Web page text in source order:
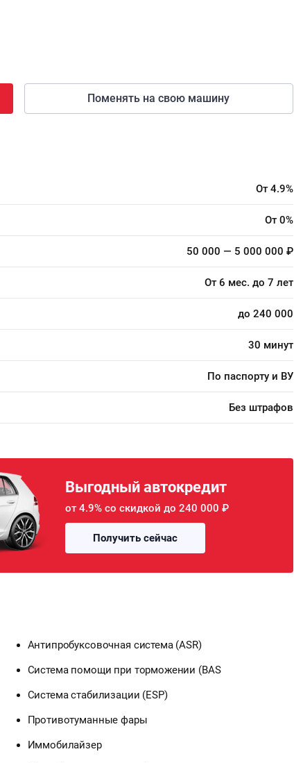
Поменять на свою машину
От 4.9%
От 0%
50 000 — 5 000 000 ₽
От 6 мес. до 7 лет
до 240 000
30 минут
По паспорту и ВУ
Без штрафов
Выгодный автокредит
от 4.9% со скидкой до 240 000 ₽
Получить сейчас
Антипробуксовочная система (ASR)
Система помощи при торможении (BAS
Система стабилизации (ESP)
Противотуманные фары
Иммобилайзер